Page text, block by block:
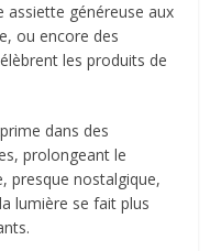
assiette généreuse aux
ou encore des
les produits de
dans des
prolongeant le
presque nostalgique,
lumière se fait plus